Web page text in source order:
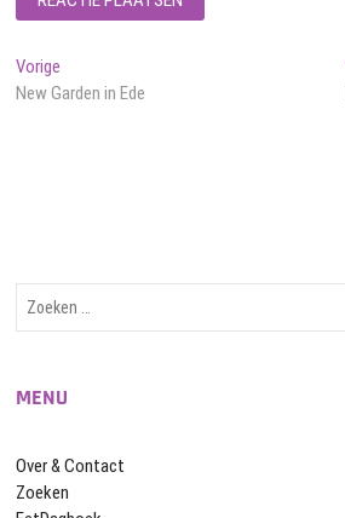
Bericht
navigatie
Vorige
bericht:
New Garden in Ede
MENU
Over & Contact
Zoeken